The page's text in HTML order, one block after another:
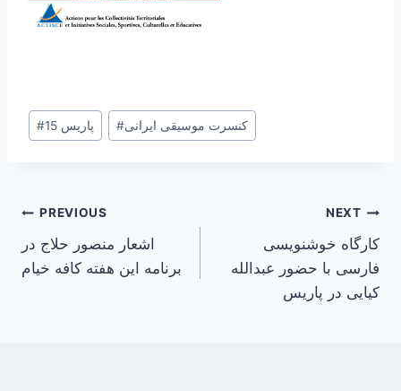
Post
Tags:
# پاریس 15 #کنسرت موسیقی ایرانی
Post
navigation
PREVIOUS
اشعار منصور حلاج در
برنامه این هفته کافه خیام
NEXT
کارگاه خوشنویسی
فارسی با حضور عبدالله
کیایی در پاریس